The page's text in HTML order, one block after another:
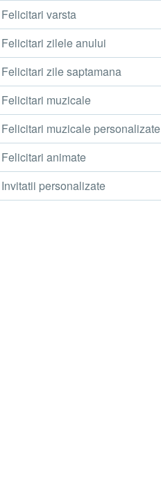
Felicitari varsta
Felicitari zilele anului
Felicitari zile saptamana
Felicitari muzicale
Felicitari muzicale personalizate
Felicitari animate
Invitatii personalizate